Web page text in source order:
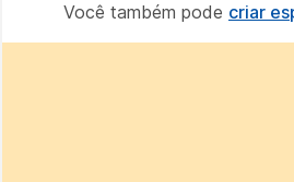
Você também pode criar